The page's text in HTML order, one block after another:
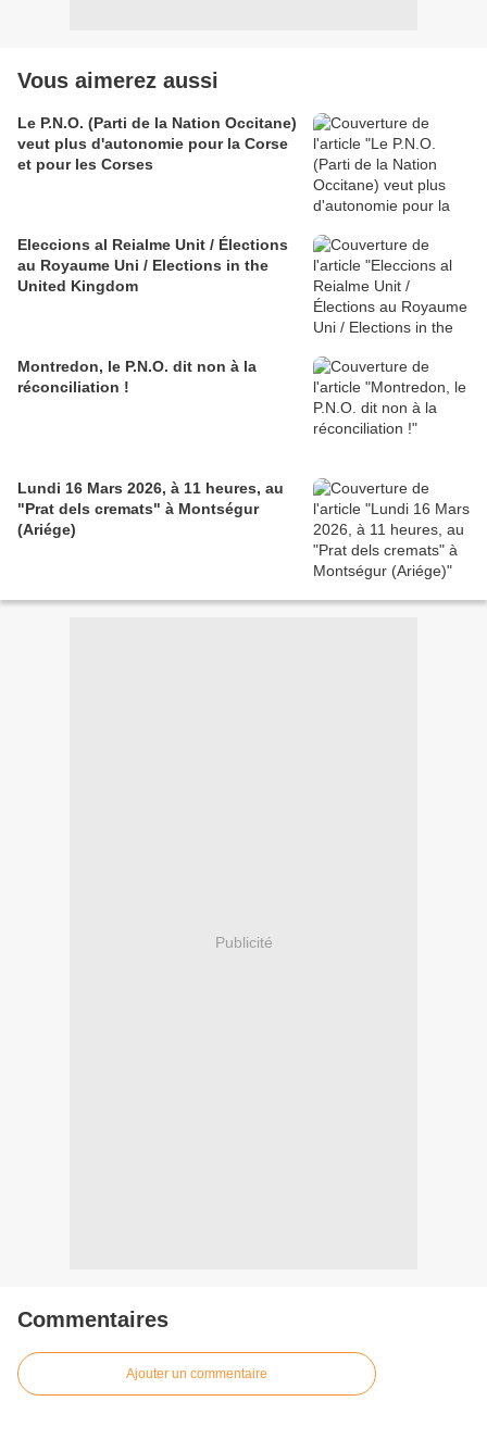
Vous aimerez aussi
Le P.N.O. (Parti de la Nation Occitane)
veut plus d'autonomie pour la Corse
et pour les Corses
Eleccions al Reialme Unit / Élections
au Royaume Uni / Elections in the
United Kingdom
Montredon, le P.N.O. dit non à la
réconciliation !
Lundi 16 Mars 2026, à 11 heures, au
"Prat dels cremats" à Montségur
(Ariége)
Publicité
Commentaires
Ajouter un commentaire